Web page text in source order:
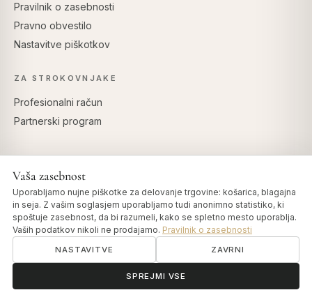
Pravilnik o zasebnosti
Pravno obvestilo
Nastavitve piškotkov
ZA STROKOVNJAKE
Profesionalni račun
Partnerski program
ॐ
Vaša zasebnost
Uporabljamo nujne piškotke za delovanje trgovine: košarica, blagajna
in seja. Z vašim soglasjem uporabljamo tudi anonimno statistiko, ki
spoštuje zasebnost, da bi razumeli, kako se spletno mesto uporablja.
Vaših podatkov nikoli ne prodajamo. Pravilnik o zasebnosti
NASTAVITVE ZAVRNI
SPREJMI VSE